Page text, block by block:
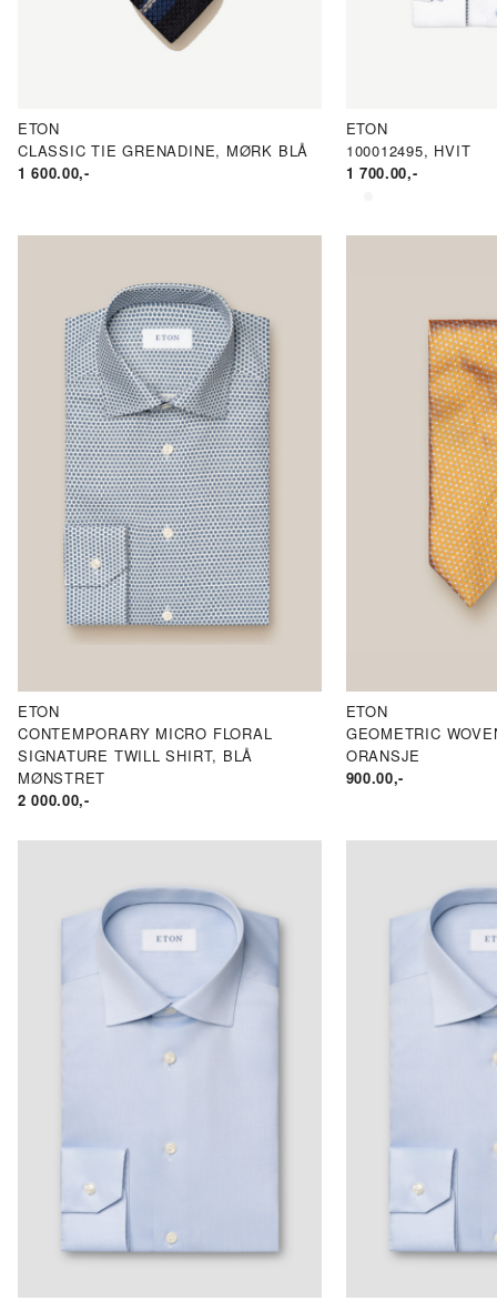
ETON
CLASSIC TIE GRENADINE, MØRK BLÅ
1 600.00,-
ETON
100012495, HVIT
1 700.00,-
ETON
CONTEMPORARY MICRO FLORAL
SIGNATURE TWILL SHIRT, BLÅ
MØNSTRET
2 000.00,-
ETON
GEOMETRIC
ORANSJE
900.00,-